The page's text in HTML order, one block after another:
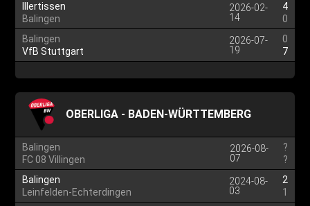
Illertissen
Balingen
2026-02-
14
4
0
Balingen
VfB Stuttgart
2026-07-
19
0
7
OBERLIGA - BADEN-WÜRTTEMBERG
Balingen
FC 08 Villingen
2026-08-
07
?
?
Balingen
Leinfelden-Echterdingen
2024-08-
03
2
1